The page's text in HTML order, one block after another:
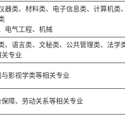
器类、材料类、电子信息类、计算机类
电气工程、机械
、语言类、文秘类、公共管理类、法学
专业
影视学类等相关专业
障、劳动关系等相关专业